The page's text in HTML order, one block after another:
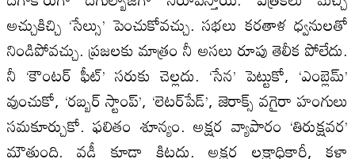
అచ్చుకిచ్చి ‘సేల్సు’ పెంచుకోవచ్చు. సభలు కరతాళ ధ్వనులతో
నిండిపోవచ్చు. ప్రజలకు మాత్రం నీ అసలు రూపు తెలీక పోలేదు.
నీ ‘కౌంటర్‌ ఫీట్‌’ సరుకు చెల్లదు. ‘సేన’ పెట్టుకో, ‘ఎంబ్లెమ్‌’
వుంచుకో, ‘రబ్బర్‌ స్టాంప్‌’, ‘లెటర్‌పేడ్‌’, జెరాక్స్‌ వగైరా హంగులు
సమకూర్చుకో. ఫలితం శూన్యం. అక్షర వ్యాపారం ‘తిరుక్షవర’
మౌతుంది. వడ్డీ కూడా కిట్టదు. అక్షర లక్షాధికారీ, కళా